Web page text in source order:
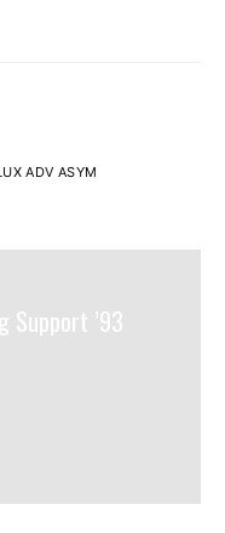
ADV ASYM
Support ’93